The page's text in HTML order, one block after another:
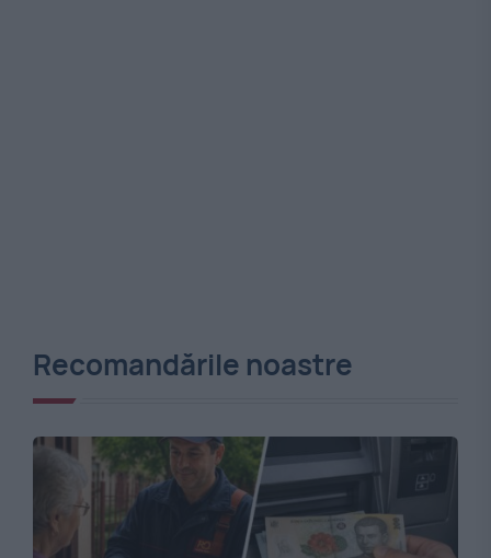
Recomandările noastre